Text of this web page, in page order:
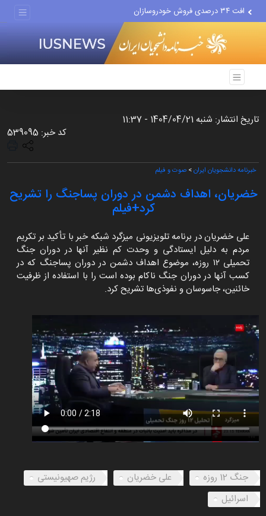
افت ۳۴ درصدی فروش خودروسازان
اعتراف رسانه‌های خارجی به...
تاریخ انتشار: شنبه 1404/04/21 - 11:37
کد خبر: 539095
خبرنامه دانشجویان ایران> صوت و فیلم
خضریان، اهداف دشمن در دوران پساجنگ را تشریح
کرد+فیلم
علی خضریان در برنامه تلویزیونی میزگرد شبکه خبر با تأکید بر تکریم
مردم به دلیل ایستادگی و وحدت کم نظیر آنها در دوران جنگ
تحمیلی ۱۲ روزه، موضوع اهداف دشمن در دوران پساجنگ که در
کسب آنها در دوران جنگ ناکام بوده است را با استفاده از ظرفیت
خائنین، جاسوسان و نفوذی‌ها تشریح کرد.
جنگ 12 روزه علی خضریان
رژیم صهیونیستی
اسرائیل